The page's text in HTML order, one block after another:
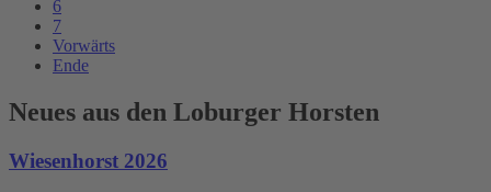
6
7
Vorwärts
Ende
Neues aus den Loburger Horsten
Wiesenhorst 2026